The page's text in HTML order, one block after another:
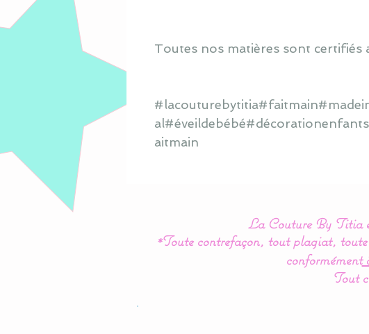
Toutes nos matières sont certifiés
aitmain
La Couture By Titia
*Toute contrefaçon, tout plagiat, toute
conformément
Tout